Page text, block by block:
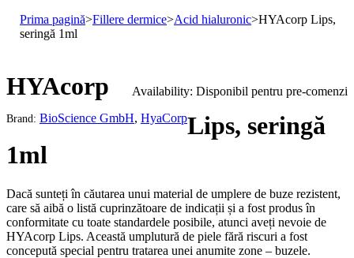
Prima pagină>Fillere dermice>Acid hialuronic>HYAcorp Lips,
seringă 1ml
Availability: Disponibil pentru pre-comenzi
Brand: BioScience GmbH, HyaCorp
HYAcorp
Lips, seringă
1ml
Dacă sunteți în căutarea unui material de umplere de buze rezistent,
care să aibă o listă cuprinzătoare de indicații și a fost produs în
conformitate cu toate standardele posibile, atunci aveți nevoie de
HYAcorp Lips. Această umplutură de piele fără riscuri a fost
concepută special pentru tratarea unei anumite zone – buzele.